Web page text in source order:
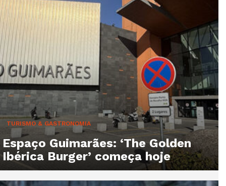
TURISMO & GASTRONOMIA
Espaço Guimarães: ‘The Golden
Ibérica Burger’ começa hoje